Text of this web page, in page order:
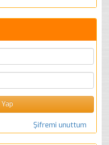
Şifremi unuttum